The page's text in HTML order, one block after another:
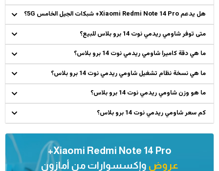
هل يدعم Xiaomi Redmi Note 14 Pro+ شبكات الجيل الخامس 5G؟
متى توفر شاومي ريدمي نوت 14 برو بلاس للبيع؟
ما هي دقة كاميرا شاومي ريدمي نوت 14 برو بلاس؟
ما هي نسخة نظام تشغيل شاومي ريدمي نوت 14 برو بلاس؟
ما هو وزن شاومي ريدمي نوت 14 برو بلاس؟
كم سعر شاومي ريدمي نوت 14 برو بلاس؟
Xiaomi Redmi Note 14 Pro+
عروض وإكسسوارات من أمازون